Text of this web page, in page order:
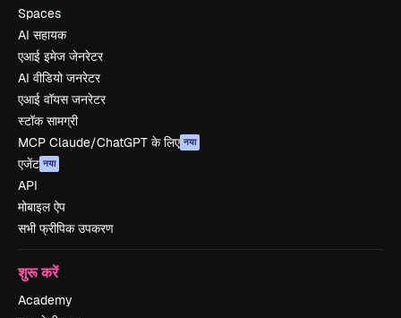
Spaces
AI सहायक
एआई इमेज जेनरेटर
AI वीडियो जनरेटर
एआई वॉयस जनरेटर
स्टॉक सामग्री
MCP Claude/ChatGPT के लिए नया
एजेंट नया
API
मोबाइल ऐप
सभी फ्रीपिक उपकरण
शुरू करें
Academy